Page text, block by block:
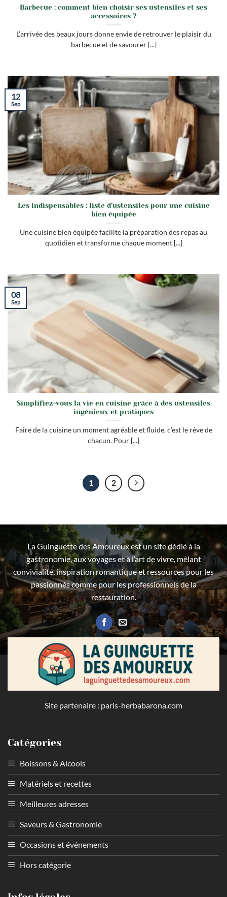
Barbecue : comment bien choisir ses ustensiles et ses
accessoires ?
L’arrivée des beaux jours donne envie de retrouver le plaisir du
barbecue et de savourer [...]
Les indispensables : liste d’ustensiles pour une cuisine
bien équipée
Une cuisine bien équipée facilite la préparation des repas au
quotidien et transforme chaque moment [...]
12
Sep
Simplifiez-vous la vie en cuisine grâce à des ustensiles
ingénieux et pratiques
Faire de la cuisine un moment agréable et fluide, c’est le rêve de
chacun. Pour [...]
08
Sep
1 2
La Guinguette des Amoureux est un site dédié à la
gastronomie, aux voyages et à l’art de vivre, mêlant
convivialité, inspiration romantique et ressources pour les
passionnés comme pour les professionnels de la
restauration.
Site partenaire : paris-herbabarona.com
Catégories
Boissons & Alcools
Matériels et recettes
Meilleures adresses
Saveurs & Gastronomie
Occasions et événements
Hors catégorie